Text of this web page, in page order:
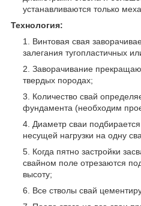
устанавливаются только
Технология:
Винтовая свая
залегания тугопластичных
Заворачивание
твердых породах;
Количество свай
фундамента (необходим
Диаметр сваи
несущей нагрузки на одну
Когда пятно застройки
свайном поле отрезаются
высоту;
Все стволы свай